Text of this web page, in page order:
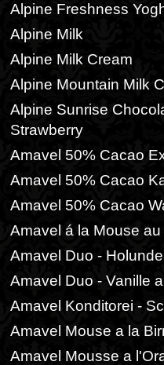
Alpine Freshness
Alpine Milk
Alpine Milk Cream
Alpine Mountain Milk
Alpine Sunrise
Strawberry
Amavel 50% Cacao
Amavel 50% Cacao
Amavel 50% Cacao
Amavel á la Mouse
Amavel Duo -
Amavel Duo - Vanille
Amavel Konditorei -
Amavel Mouse a la
Amavel Mousse a